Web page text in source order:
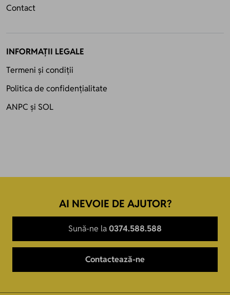
Contact
INFORMAȚII LEGALE
Termeni și condiții
Politica de confidențialitate
ANPC și SOL
AI NEVOIE DE AJUTOR?
Sună-ne la 0374.588.588
Contactează-ne